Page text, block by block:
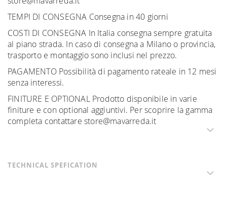
TEMPI DI CONSEGNA Consegna in 40 giorni
COSTI DI CONSEGNA In Italia consegna sempre gratuita
al piano strada. In caso di consegna a Milano o provincia,
trasporto e montaggio sono inclusi nel prezzo.
PAGAMENTO Possibilità di pagamento rateale in 12 mesi
senza interessi.
FINITURE E OPTIONAL Prodotto disponibile in varie
finiture e con optional aggiuntivi. Per scoprire la gamma
completa contattare store@mavarreda.it
TECHNICAL SPEFICATION